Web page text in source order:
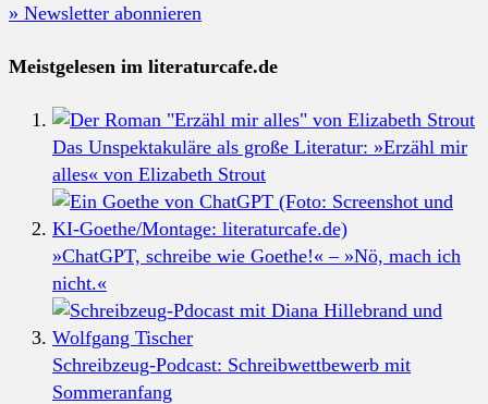
» Newsletter abonnieren
Meistgelesen im literaturcafe.de
Das Unspektakuläre als große Literatur: »Erzähl mir
alles« von Elizabeth Strout
»ChatGPT, schreibe wie Goethe!« – »Nö, mach ich
nicht.«
Schreibzeug-Podcast: Schreibwettbewerb mit
Sommeranfang